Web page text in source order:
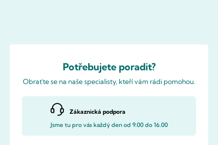
Potřebujete poradit?
Obraťte se na naše specialisty, kteří vám rádi pomohou.
Zákaznická podpora
Jsme tu pro vás každý den od 9.00 do 16.00